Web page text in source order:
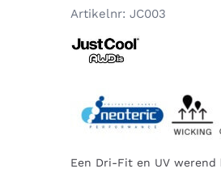
Artikelnr: JC003
Een Dri-Fit en UV werend